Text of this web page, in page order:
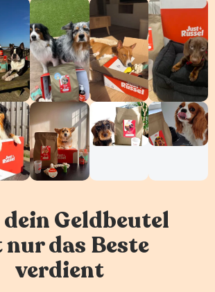
Geldbeutel
das Beste
verdient